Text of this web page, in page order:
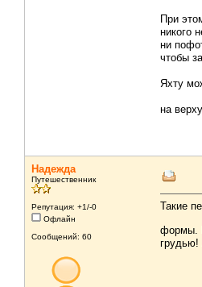
При
никого
ни
чтобы
Яхту
на
Надежда
Путешественник
Репутация: +1/-0
Офлайн
Сообщений: 60
Такие
формы.
грудью!